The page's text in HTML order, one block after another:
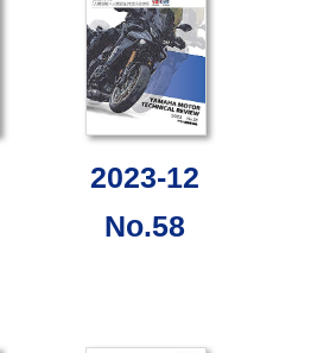
2023-12
No.58